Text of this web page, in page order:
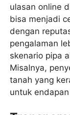
ulasan online
bisa menjadi
dengan
pengalaman
skenario pipa
Misalnya,
tanah yang
untuk